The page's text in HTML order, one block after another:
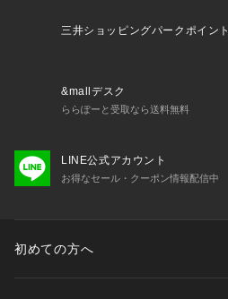
三井ショッピングパークポイント
&mallデスク
ららぽーと受取なら送料無料
LINE公式アカウント
お得なセール・クーポン情報配信中
初めての方へ